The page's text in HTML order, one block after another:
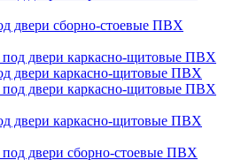
двери сборно-стоевые ПВХ
двери каркасно-щитовые ПВХ
двери каркасно-щитовые ПВХ